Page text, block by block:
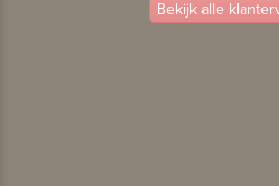
Bekijk alle